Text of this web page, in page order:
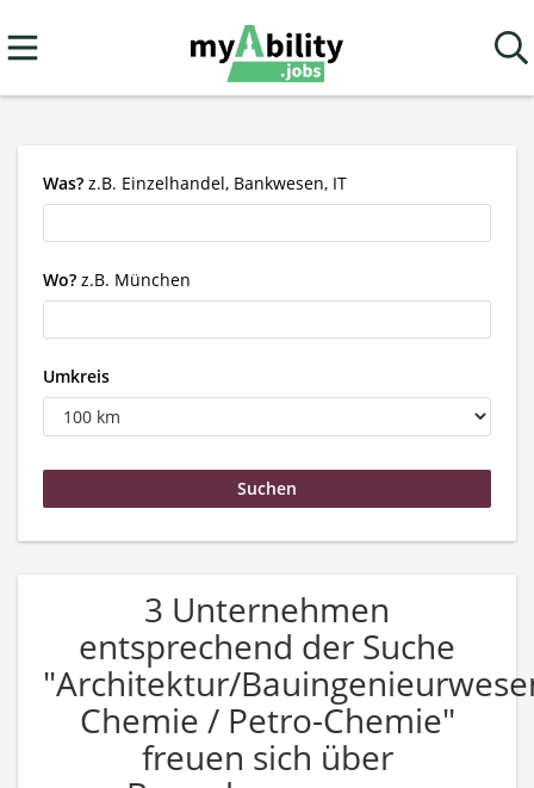
Was? z.B. Einzelhandel, Bankwesen, IT
Wo? z.B. München
Umkreis
3 Unternehmen
entsprechend der Suche
"Architektur/
Chemie / Petro-Chemie"
freuen sich über